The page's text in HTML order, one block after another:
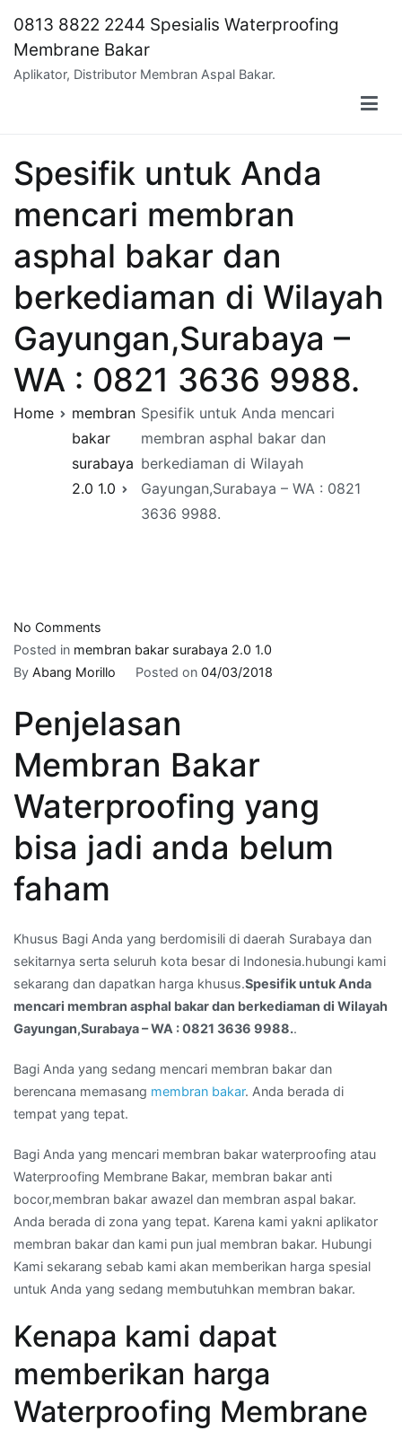
content
0813 8822 2244 Spesialis Waterproofing
Membrane Bakar
Aplikator, Distributor Membran Aspal Bakar.
Spesifik untuk Anda
mencari membran
asphal bakar dan
berkediaman di Wilayah
Gayungan,Surabaya –
WA : 0821 3636 9988.
Home
membran
bakar
surabaya
2.0 1.0
Spesifik untuk Anda mencari
membran asphal bakar dan
berkediaman di Wilayah
Gayungan,Surabaya – WA : 0821
3636 9988.
No Comments
Spesifik
untuk
mencari
membran
asphal
dan
berkediaman
di
WA
:
0821
3636
9988.
Posted in membran bakar surabaya 2.0 1.0
By Abang Morillo Posted on 04/03/2018
Penjelasan
Membran Bakar
Waterproofing yang
bisa jadi anda belum
faham
Khusus Bagi Anda yang berdomisili di daerah Surabaya dan
sekitarnya serta seluruh kota besar di Indonesia.hubungi kami
sekarang dan dapatkan harga khusus.Spesifik untuk Anda
mencari membran asphal bakar dan berkediaman di Wilayah
Gayungan,Surabaya – WA : 0821 3636 9988..
Bagi Anda yang sedang mencari membran bakar dan
berencana memasang membran bakar. Anda berada di
tempat yang tepat.
Bagi Anda yang mencari membran bakar waterproofing atau
Waterproofing Membrane Bakar, membran bakar anti
bocor,membran bakar awazel dan membran aspal bakar.
Anda berada di zona yang tepat. Karena kami yakni aplikator
membran bakar dan kami pun jual membran bakar. Hubungi
Kami sekarang sebab kami akan memberikan harga spesial
untuk Anda yang sedang membutuhkan membran bakar.
Kenapa kami dapat
memberikan harga
Waterproofing Membrane